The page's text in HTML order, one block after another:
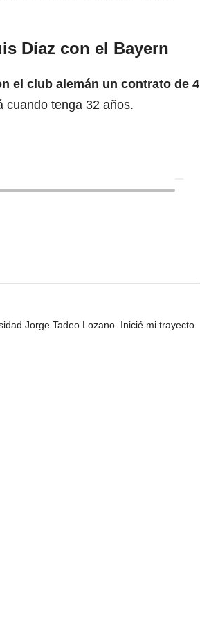
Díaz con el Bayern
el club alemán un contrato de 4
cuando tenga 32 años.
Jorge Tadeo Lozano. Inicié mi trayecto